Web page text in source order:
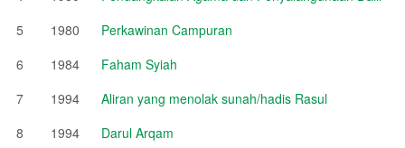
5
1980
Perkawinan Campuran
6
1984
Faham Syiah
7
1994
Aliran yang menolak sunah/hadis Rasul
8
1994
Darul Arqam